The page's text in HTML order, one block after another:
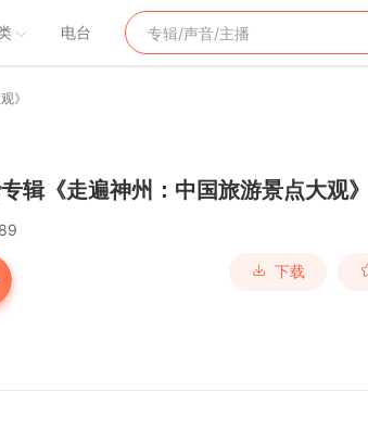
电台
》
辑《走遍神州：中国旅游景点大观》
下载